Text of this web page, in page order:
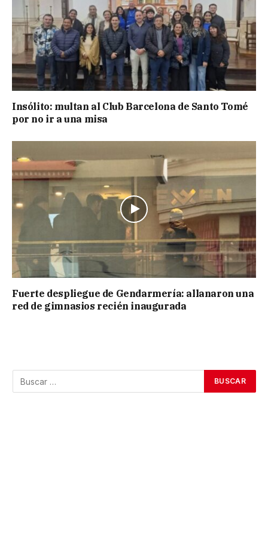
Insólito: multan al Club Barcelona de Santo Tomé
por no ir a una misa
Fuerte despliegue de Gendarmería: allanaron una
red de gimnasios recién inaugurada